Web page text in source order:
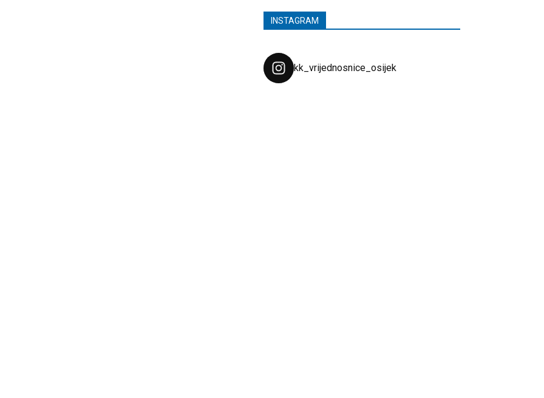
INSTAGRAM
kk_vrijednosnice_osijek